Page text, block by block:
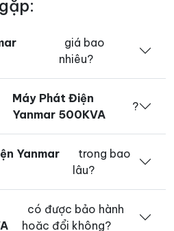
giá bao
nhiêu?
Máy Phát Điện
Yanmar 500KVA
?
Yanmar
trong bao
lâu?
có được bảo hành
hoăc đổi không?